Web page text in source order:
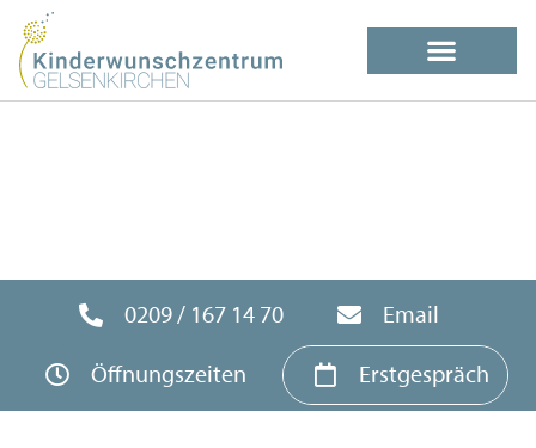
0209 / 167 14 70
Email
Öffnungszeiten
Erstgespräch